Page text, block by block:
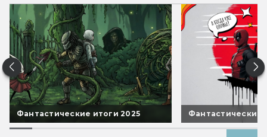
Фантастические итоги 2025 Фантастические